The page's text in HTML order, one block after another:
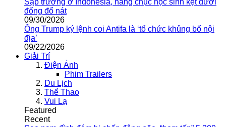
Sập trường ở Indonesia, hàng chục học sinh kẹt dưới
đống đổ nát
09/30/2026
Ông Trump ký lệnh coi Antifa là ‘tổ chức khủng bố nội
địa’
09/22/2026
Giải Trí
Điện Ảnh
Phim Trailers
Du Lịch
Thể Thao
Vui Lạ
Featured
Recent